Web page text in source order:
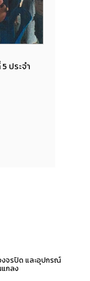
ประจำ
งจรปิด และอุปกรณ์
แกลง